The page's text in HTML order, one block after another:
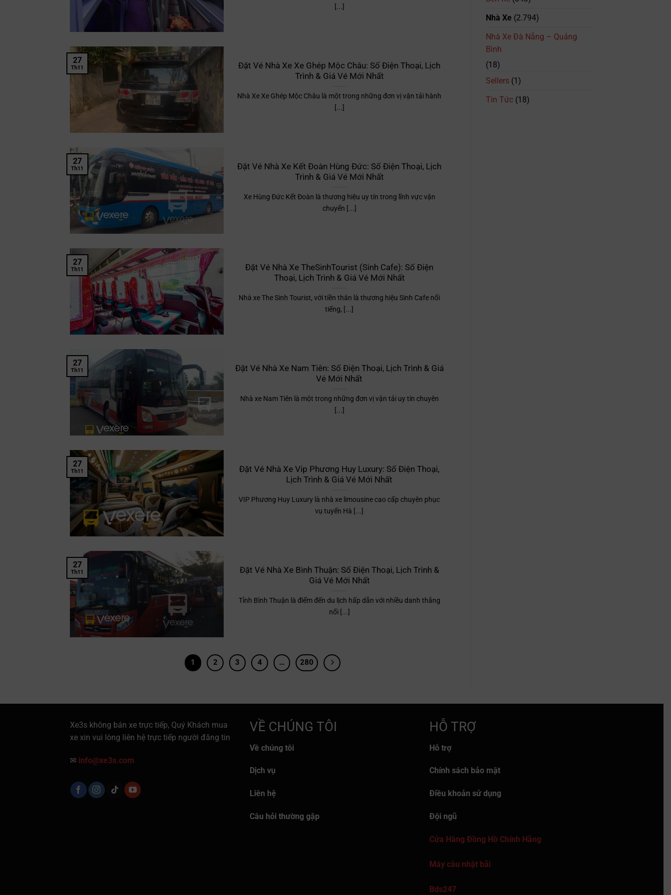
[...]
Đặt Vé Nhà Xe Xe Ghép Mộc Châu: Số Điện Thoại, Lịch
Trình & Giá Vé Mới Nhất
Nhà Xe Xe Ghép Mộc Châu là một trong những đơn vị vận tải hành
[...]
27
Th11
Đặt Vé Nhà Xe Kết Đoàn Hùng Đức: Số Điện Thoại, Lịch
Trình & Giá Vé Mới Nhất
Xe Hùng Đức Kết Đoàn là thương hiệu uy tín trong lĩnh vực vận
chuyển [...]
27
Th11
Đặt Vé Nhà Xe TheSinhTourist (Sinh Cafe): Số Điện
Thoại, Lịch Trình & Giá Vé Mới Nhất
Nhà xe The Sinh Tourist, với tiền thân là thương hiệu Sinh Cafe nổi
tiếng, [...]
27
Th11
Đặt Vé Nhà Xe Nam Tiên: Số Điện Thoại, Lịch Trình & Giá
Vé Mới Nhất
Nhà xe Nam Tiên là một trong những đơn vị vận tải uy tín chuyên
[...]
27
Th11
Đặt Vé Nhà Xe Vip Phương Huy Luxury: Số Điện Thoại,
Lịch Trình & Giá Vé Mới Nhất
VIP Phương Huy Luxury là nhà xe limousine cao cấp chuyên phục
vụ tuyến Hà [...]
27
Th11
Đặt Vé Nhà Xe Bình Thuận: Số Điện Thoại, Lịch Trình &
Giá Vé Mới Nhất
Tỉnh Bình Thuận là điểm đến du lịch hấp dẫn với nhiều danh thắng
nổi [...]
27
Th11
1 2 3 4 … 280
Trình
&
Nhà Xe (2.794)
Nhà Xe Đà Nẵng – Quảng
Bình
(18)
Sellers (1)
Tin Tức (18)
Xe3s không bán xe trực tiếp, Quý Khách mua
xe xin vui lòng liên hệ trực tiếp người đăng tin
✉ info@xe3s.com
VỀ CHÚNG TÔI
Về chúng tôi
Dịch vụ
Liên hệ
Câu hỏi thường gặp
HỖ TRỢ
Hỗ trợ
Chính sách bảo mật
Điều khoản sử dụng
Đội ngũ
Cửa Hàng Đồng Hồ Chính Hãng
Máy câu nhật bãi
Bds247